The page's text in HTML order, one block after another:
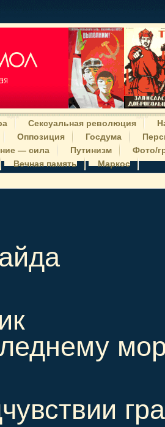
Сексуальная революция
Оппозиция Госдума
— сила Путинизм
Фото/
Вечная память Маркос